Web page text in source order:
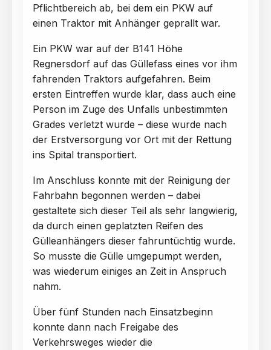
Pflichtbereich ab, bei dem ein PKW auf
einen Traktor mit Anhänger geprallt war.
Ein PKW war auf der B141 Höhe
Regnersdorf auf das Güllefass eines vor ihm
fahrenden Traktors aufgefahren. Beim
ersten Eintreffen wurde klar, dass auch eine
Person im Zuge des Unfalls unbestimmten
Grades verletzt wurde – diese wurde nach
der Erstversorgung vor Ort mit der Rettung
ins Spital transportiert.
Im Anschluss konnte mit der Reinigung der
Fahrbahn begonnen werden – dabei
gestaltete sich dieser Teil als sehr langwierig,
da durch einen geplatzten Reifen des
Gülleanhängers dieser fahruntüchtig wurde.
So musste die Gülle umgepumpt werden,
was wiederum einiges an Zeit in Anspruch
nahm.
Über fünf Stunden nach Einsatzbeginn
konnte dann nach Freigabe des
Verkehrsweges wieder die